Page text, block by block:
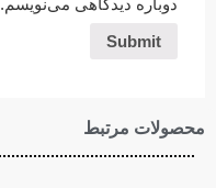
دوباره دیدگاهی می‌نویسم.
محصولات مرتبط